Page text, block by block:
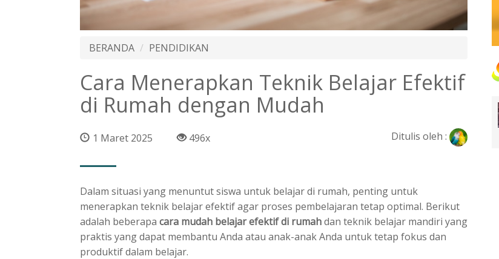
BERANDA PENDIDIKAN
Cara Menerapkan Teknik Belajar Efektif
di Rumah dengan Mudah
1 Maret 2025 496x Ditulis oleh :
Dalam situasi yang menuntut siswa untuk belajar di rumah, penting untuk
menerapkan teknik belajar efektif agar proses pembelajaran tetap optimal. Berikut
adalah beberapa cara mudah belajar efektif di rumahdan teknik belajar mandiri yang
praktis yang dapat membantu Anda atau anak-anak Anda untuk tetap fokus dan
produktif dalam belajar.